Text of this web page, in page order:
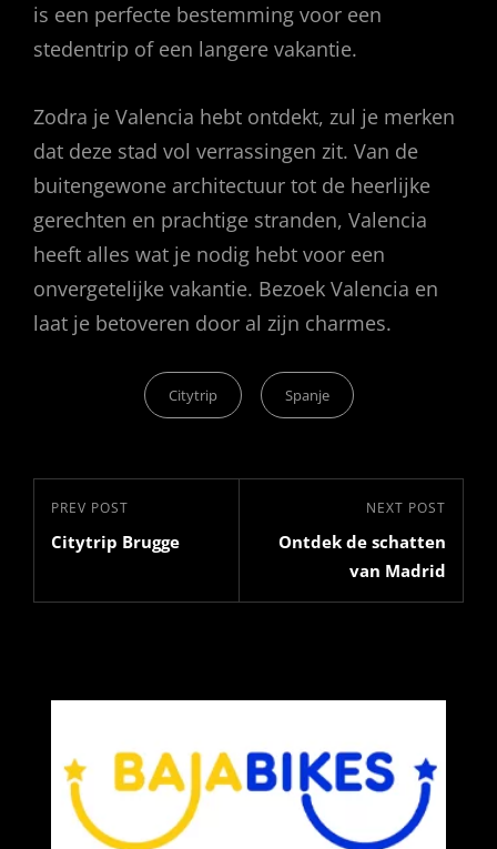
is een perfecte bestemming voor een
stedentrip of een langere vakantie.
Zodra je Valencia hebt ontdekt, zul je merken
dat deze stad vol verrassingen zit. Van de
buitengewone architectuur tot de heerlijke
gerechten en prachtige stranden, Valencia
heeft alles wat je nodig hebt voor een
onvergetelijke vakantie. Bezoek Valencia en
laat je betoveren door al zijn charmes.
Categories
Citytrip Spanje
Bericht
navigatie
Previous
Post
PREV POST
Citytrip Brugge
Post
NEXT POST
Ontdek de schatten
van Madrid